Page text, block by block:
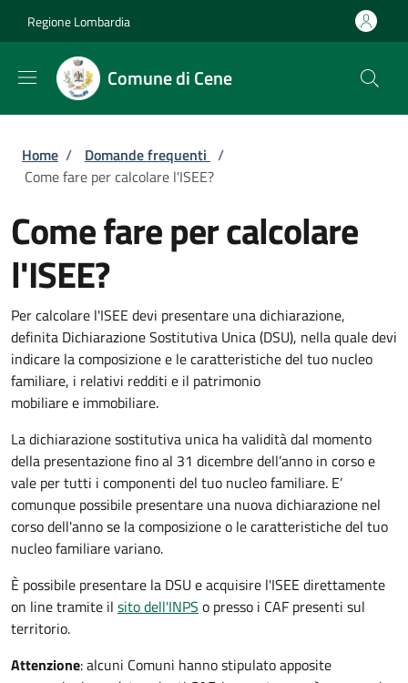
Regione Lombardia
Comune di Cene
Briciole di pane
Home / Domande frequenti /
Come fare per calcolare l'ISEE?
Come fare per calcolare
l'ISEE?
Per calcolare l'ISEE devi presentare una dichiarazione,
definita Dichiarazione Sostitutiva Unica (DSU), nella quale devi
indicare la composizione e le caratteristiche del tuo nucleo
familiare, i relativi redditi e il patrimonio
mobiliare e immobiliare.
La dichiarazione sostitutiva unica ha validità dal momento
della presentazione fino al 31 dicembre dell’anno in corso e
vale per tutti i componenti del tuo nucleo familiare. E’
comunque possibile presentare una nuova dichiarazione nel
corso dell'anno se la composizione o le caratteristiche del tuo
nucleo familiare variano.
È possibile presentare la DSU e acquisire l'ISEE direttamente
on line tramite il sito dell'INPS o presso i CAF presenti sul
territorio.
Attenzione: alcuni Comuni hanno stipulato apposite